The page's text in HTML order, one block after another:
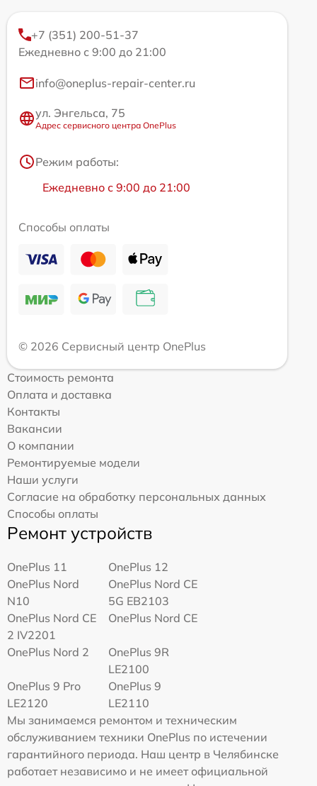
+7 (351) 200-51-37
Ежедневно с 9:00 до 21:00
info@oneplus-repair-center.ru
ул. Энгельса, 75
Адрес сервисного центра OnePlus
Режим работы:
Ежедневно с 9:00 до 21:00
Способы оплаты
© 2026 Сервисный центр OnePlus
Стоимость ремонта
Оплата и доставка
Контакты
Вакансии
О компании
Ремонтируемые модели
Наши услуги
Согласие на обработку персональных данных
Способы оплаты
Ремонт устройств
OnePlus 11
OnePlus 12
OnePlus Nord
N10
OnePlus Nord CE
5G EB2103
OnePlus Nord CE
2 IV2201
OnePlus Nord CE
OnePlus Nord 2
OnePlus 9R
LE2100
OnePlus 9 Pro
LE2120
OnePlus 9
LE2110
Мы занимаемся ремонтом и техническим
обслуживанием техники OnePlus по истечении
гарантийного периода. Наш центр в Челябинске
работает независимо и не имеет официальной